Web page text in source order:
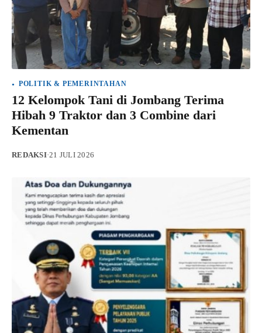
POLITIK & PEMERINTAHAN
12 Kelompok Tani di Jombang Terima
Hibah 9 Traktor dan 3 Combine dari
Kementan
REDAKSI·21 JULI 2026